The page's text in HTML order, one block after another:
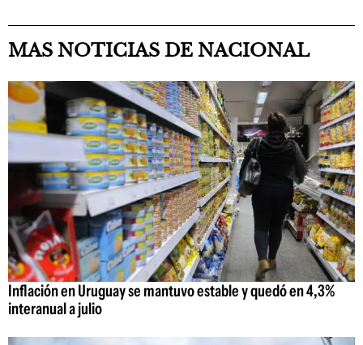
MAS NOTICIAS DE NACIONAL
Inflación en Uruguay se mantuvo estable y quedó en 4,3%
interanual a julio